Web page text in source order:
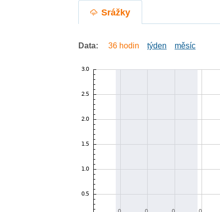
Srážky
Data: 36 hodin týden měsíc